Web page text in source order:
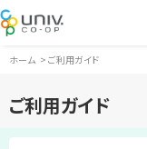
ホーム > ご利用ガイド
ご利用ガイド